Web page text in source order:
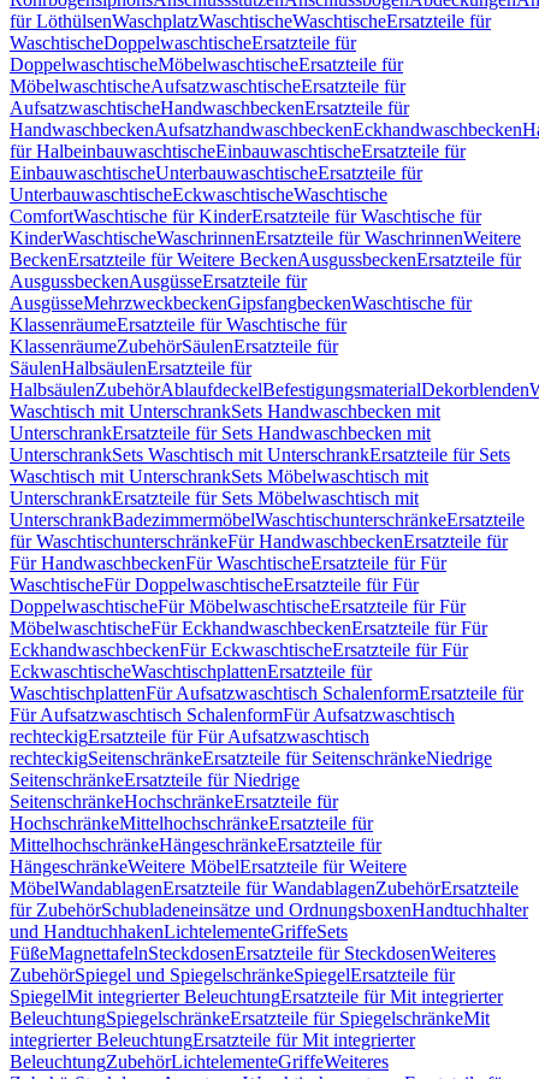
für LöthülsenWaschplatzWaschtischeWaschtischeErsatzteile für
WaschtischeDoppelwaschtischeErsatzteile für
DoppelwaschtischeMöbelwaschtischeErsatzteile für
MöbelwaschtischeAufsatzwaschtischeErsatzteile für
AufsatzwaschtischeHandwaschbeckenErsatzteile für
HandwaschbeckenAufsatzhandwaschbeckenEckhandwaschbecken
für HalbeinbauwaschtischeEinbauwaschtischeErsatzteile für
EinbauwaschtischeUnterbauwaschtischeErsatzteile für
UnterbauwaschtischeEckwaschtischeWaschtische
ComfortWaschtische für KinderErsatzteile für Waschtische für
KinderWaschtischeWaschrinnenErsatzteile für WaschrinnenWeitere
BeckenErsatzteile für Weitere BeckenAusgussbeckenErsatzteile für
AusgussbeckenAusgüsseErsatzteile für
AusgüsseMehrzweckbeckenGipsfangbeckenWaschtische für
KlassenräumeErsatzteile für Waschtische für
KlassenräumeZubehörSäulenErsatzteile für
SäulenHalbsäulenErsatzteile für
HalbsäulenZubehörAblaufdeckelBefestigungsmaterialDekorblenden
Waschtisch mit UnterschrankSets Handwaschbecken mit
UnterschrankErsatzteile für Sets Handwaschbecken mit
UnterschrankSets Waschtisch mit UnterschrankErsatzteile für Sets
Waschtisch mit UnterschrankSets Möbelwaschtisch mit
UnterschrankErsatzteile für Sets Möbelwaschtisch mit
UnterschrankBadezimmermöbelWaschtischunterschränkeErsatzteile
für WaschtischunterschränkeFür HandwaschbeckenErsatzteile für
Für HandwaschbeckenFür WaschtischeErsatzteile für Für
WaschtischeFür DoppelwaschtischeErsatzteile für Für
DoppelwaschtischeFür MöbelwaschtischeErsatzteile für Für
MöbelwaschtischeFür EckhandwaschbeckenErsatzteile für Für
EckhandwaschbeckenFür EckwaschtischeErsatzteile für Für
EckwaschtischeWaschtischplattenErsatzteile für
WaschtischplattenFür Aufsatzwaschtisch SchalenformErsatzteile für
Für Aufsatzwaschtisch SchalenformFür Aufsatzwaschtisch
rechteckigErsatzteile für Für Aufsatzwaschtisch
rechteckigSeitenschränkeErsatzteile für SeitenschränkeNiedrige
SeitenschränkeErsatzteile für Niedrige
SeitenschränkeHochschränkeErsatzteile für
HochschränkeMittelhochschränkeErsatzteile für
MittelhochschränkeHängeschränkeErsatzteile für
HängeschränkeWeitere MöbelErsatzteile für Weitere
MöbelWandablagenErsatzteile für WandablagenZubehörErsatzteile
für ZubehörSchubladeneinsätze und OrdnungsboxenHandtuchhalter
und HandtuchhakenLichtelementeGriffeSets
FüßeMagnettafelnSteckdosenErsatzteile für SteckdosenWeiteres
ZubehörSpiegel und SpiegelschränkeSpiegelErsatzteile für
SpiegelMit integrierter BeleuchtungErsatzteile für Mit integrierter
BeleuchtungSpiegelschränkeErsatzteile für SpiegelschränkeMit
integrierter BeleuchtungErsatzteile für Mit integrierter
BeleuchtungZubehörLichtelementeGriffeWeiteres